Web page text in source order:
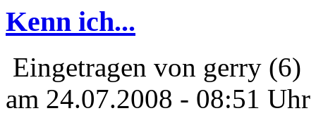
Kenn ich...
Eingetragen von gerry (6)
am 24.07.2008 - 08:51 Uhr